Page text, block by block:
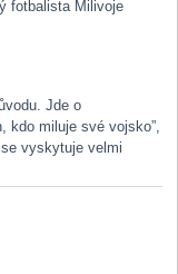
fotbalista Milivoje
Jde o
kdo miluje své vojsko”,
se vyskytuje velmi